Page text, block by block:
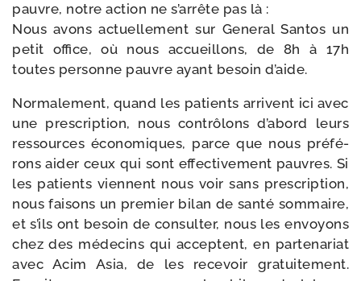
pauvre, notre action ne s’ar­rête pas là :
Nous avons actuel­le­ment sur General Santos un
petit office, où nous accueillons, de 8h à 17h
toutes per­sonne pauvre ayant besoin d’aide.
Normalement, quand les patients arrivent ici avec
une pres­crip­tion, nous contrô­lons d’a­bord leurs
res­sources éco­no­miques, parce que nous pré­fé­
rons aider ceux qui sont effec­ti­ve­ment pauvres. Si
les patients viennent nous voir sans pres­crip­tion,
nous fai­sons un pre­mier bilan de san­té som­maire,
et s’ils ont besoin de consul­ter, nous les envoyons
chez des méde­cins qui acceptent, en par­te­na­riat
avec Acim Asia, de les rece­voir gra­tui­te­ment.